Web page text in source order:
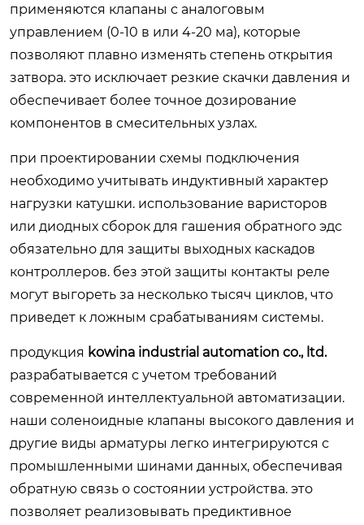
применяются клапаны с аналоговым
управлением (0-10 в или 4-20 ма), которые
позволяют плавно изменять степень открытия
затвора. это исключает резкие скачки давления и
обеспечивает более точное дозирование
компонентов в смесительных узлах.
при проектировании схемы подключения
необходимо учитывать индуктивный характер
нагрузки катушки. использование варисторов
или диодных сборок для гашения обратного эдс
обязательно для защиты выходных каскадов
контроллеров. без этой защиты контакты реле
могут выгореть за несколько тысяч циклов, что
приведет к ложным срабатываниям системы.
продукция kowina industrial automation co., ltd.
разрабатывается с учетом требований
современной интеллектуальной автоматизации.
наши соленоидные клапаны высокого давления и
другие виды арматуры легко интегрируются с
промышленными шинами данных, обеспечивая
обратную связь о состоянии устройства. это
позволяет реализовывать предиктивное